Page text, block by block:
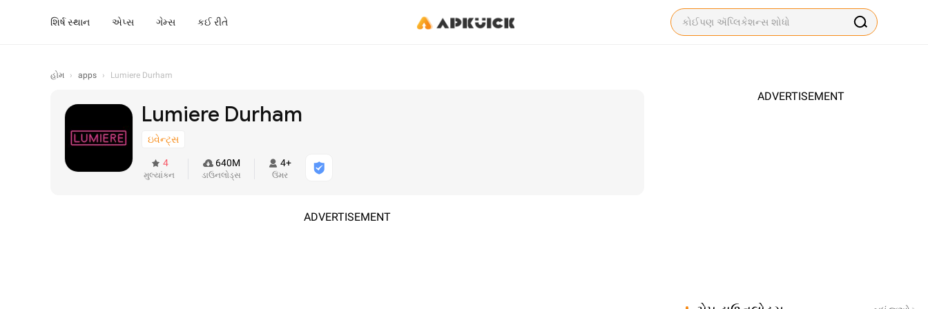
શિર્ષ સ્થાન એપ્સ ગેમ્સ કઈ રીતે
હોમ › apps › Lumiere Durham
Lumiere Durham
ઇવેન્ટ્સ
4
મુલ્યાંકન
640M
ડાઉનલોડ્સ
4+
ઉંમર
ADVERTISEMENT
ADVERTISEMENT